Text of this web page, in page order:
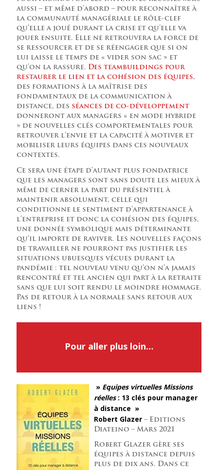
aussi – et même d’abord – pour reconnaître à
la communauté managériale le rôle-clef
qu’elle a joué durant la crise et qu’elle va
jouer ensuite. Elle ne retrouvera la force de
se ressourcer et de se réengager que si on
lui laisse le temps de « vider son sac » et
qu’on la rassure. Des teambuildings pour
restaurer le lien et la cohésion des équipes,
des formations à la maîtrise des
fondamentaux de la communication à
distance, des séances de co-développement
donneront aux managers « en mode hybride
» de nouvelles clés comportementales pour
retrouver l’envie et la capacité à motiver et
mobiliser leurs équipes dans ces nouveaux
contextes.
Ce sera une étape d’autant plus fondatrice
que les managers sont sans doute les mieux à
même de cerner la part du présentiel à
maintenir absolument, celle qui
conditionne le sentiment d’appartenance à
l’entreprise et donc la cohésion des équipes,
une donnée symbolique mais déterminante
qu’il importe de raviver. Les nouvelles façons
de travailler ne pourront pas justifier les
situations ubuesques vécues durant la
pandémie : tel nouveau venu qu’on n’a jamais
rencontré et tel ancien qui part à la retraite
sans que lui soit rendu le moindre hommage.
Pas de retour à la normale sans retour aux
liens !
Pour aller plus loin…
» Equipes virtuelles Missions
réelles: 13 clés pour manager
à distance »
Robert Glazer– Editions
Diateino – Mars 2021
Robert Glazer gère ses
équipes à distance depuis
plus de dix ans. Dans ce